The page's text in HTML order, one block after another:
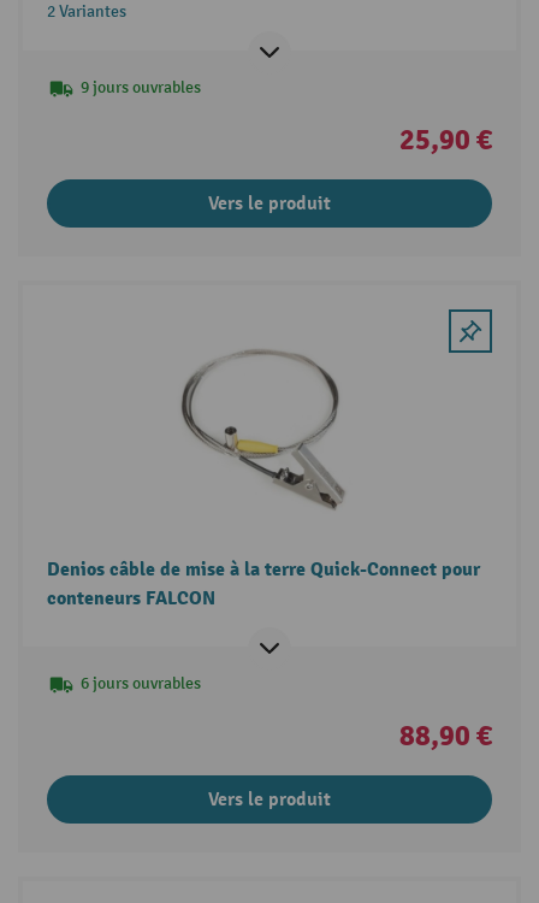
2 Variantes
9 jours ouvrables
25,90 €
Vers le produit
Denios câble de mise à la terre Quick-Connect pour
conteneurs FALCON
6 jours ouvrables
88,90 €
Vers le produit